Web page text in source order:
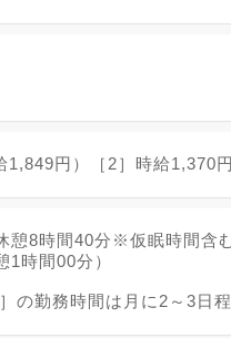
1,849円）［2］時給1,370円
憩8時間40分※仮眠時間含む
1時間00分）
勤務時間は月に2～3日程